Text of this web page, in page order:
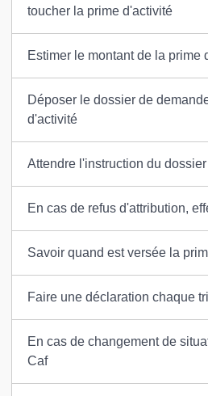
toucher la prime d'activité
Estimer le montant de la prime
Déposer le dossier de
d'activité
Attendre l'instruction du dossier
En cas de refus d'attribution,
Savoir quand est versée la
Faire une déclaration chaque
En cas de changement de
Caf